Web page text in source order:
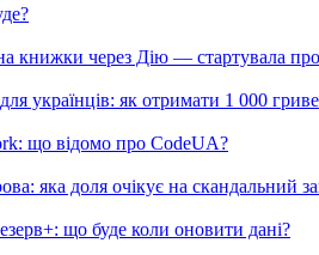
книжки через Дію — стартувала
українців: як отримати 1 000
що відомо про CodeUA?
яка доля очікує на скандальний
що буде коли оновити дані?